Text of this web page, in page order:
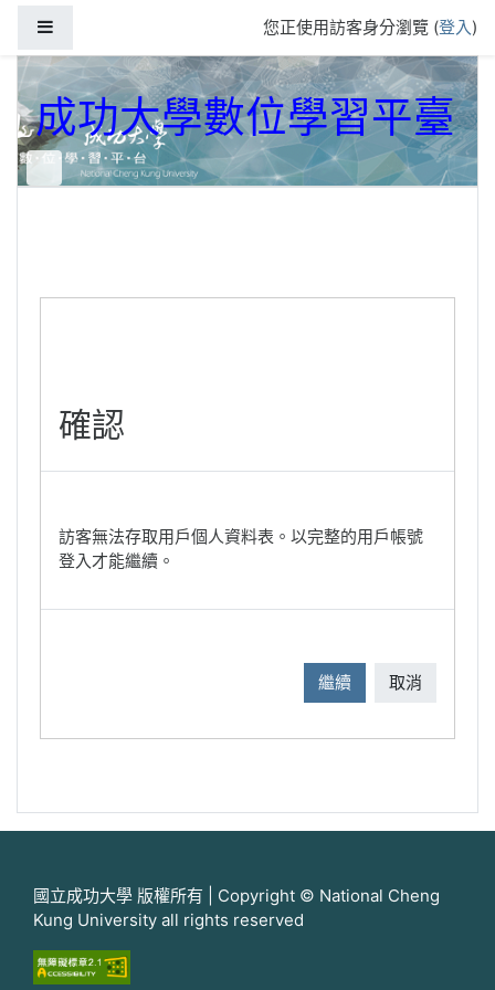
您正使用訪客身分瀏覽 (登入)
成功大學數位學習平臺
確認
訪客無法存取用戶個人資料表。以完整的用戶帳號
登入才能繼續。
繼續 取消
國立成功大學 版權所有 | Copyright © National Cheng
Kung University all rights reserved